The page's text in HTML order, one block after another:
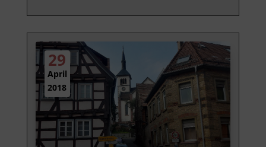
29
April
2018